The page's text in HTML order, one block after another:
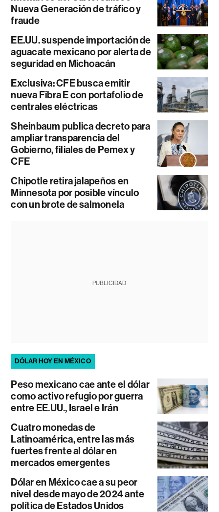
Nueva Generación de tráfico y
fraude
EE.UU. suspende importación de
aguacate mexicano por alerta de
seguridad en Michoacán
Exclusiva: CFE busca emitir
nueva Fibra E con portafolio de
centrales eléctricas
Sheinbaum publica decreto para
ampliar transparencia del
Gobierno, filiales de Pemex y
CFE
Chipotle retira jalapeños en
Minnesota por posible vínculo
con un brote de salmonela
PUBLICIDAD
DÓLAR HOY EN MÉXICO
Peso mexicano cae ante el dólar
como activo refugio por guerra
entre EE.UU., Israel e Irán
Cuatro monedas de
Latinoamérica, entre las más
fuertes frente al dólar en
mercados emergentes
Dólar en México cae a su peor
nivel desde mayo de 2024 ante
política de Estados Unidos